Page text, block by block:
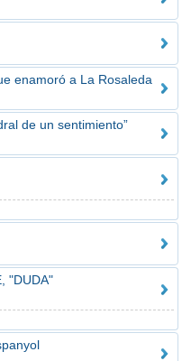
enamoró a La Rosaleda
de un sentimiento”
"DUDA"